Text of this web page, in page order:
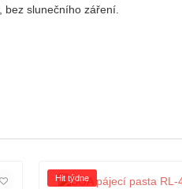
bez slunečního záření.
Hit týdne